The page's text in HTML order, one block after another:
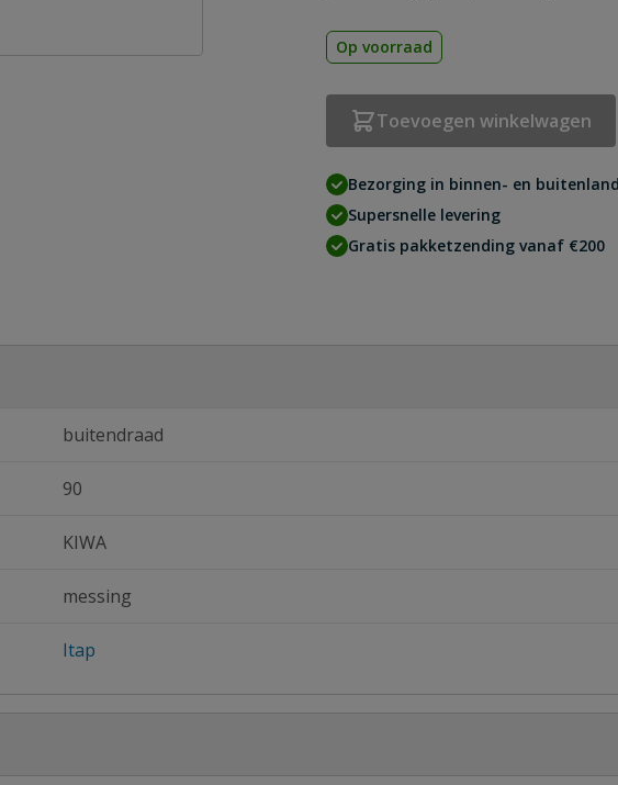
Op voorraad
Toevoegen winkelwagen
Bezorging in binnen- en buitenland
Supersnelle levering
Gratis pakketzending vanaf €200
buitendraad
90
KIWA
messing
Itap